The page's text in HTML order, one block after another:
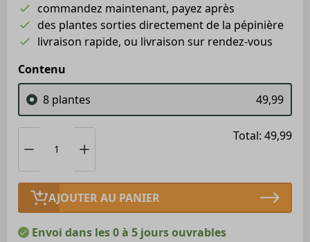
commandez maintenant, payez après
des plantes sorties directement de la pépinière
livraison rapide, ou livraison sur rendez-vous
Contenu
8 plantes
49,99
AJOUTER AU PANIER
Total: 49,99
Envoi dans les 0 à 5 jours ouvrables